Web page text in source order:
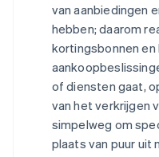
van aanbiedingen
hebben; daarom
kortingsbonnen
of diensten gaat,
van het verkrijgen
simpelweg om
plaats van puur uit